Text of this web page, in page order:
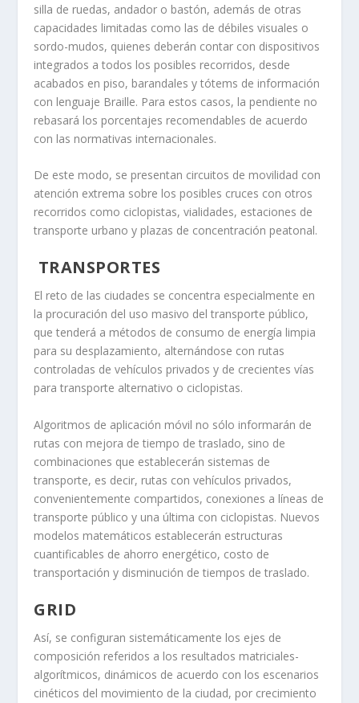
silla de ruedas, andador o bastón, además de otras
capacidades limitadas como las de débiles visuales o
sordo-mudos, quienes deberán contar con dispositivos
integrados a todos los posibles recorridos, desde
acabados en piso, barandales y tótems de información
con lenguaje Braille. Para estos casos, la pendiente no
rebasará los porcentajes recomendables de acuerdo
con las normativas internacionales.
De este modo, se presentan circuitos de movilidad con
atención extrema sobre los posibles cruces con otros
recorridos como ciclopistas, vialidades, estaciones de
transporte urbano y plazas de concentración peatonal.
TRANSPORTES
El reto de las ciudades se concentra especialmente en
la procuración del uso masivo del transporte público,
que tenderá a métodos de consumo de energía limpia
para su desplazamiento, alternándose con rutas
controladas de vehículos privados y de crecientes vías
para transporte alternativo o ciclopistas.
Algoritmos de aplicación móvil no sólo informarán de
rutas con mejora de tiempo de traslado, sino de
combinaciones que establecerán sistemas de
transporte, es decir, rutas con vehículos privados,
convenientemente compartidos, conexiones a líneas de
transporte público y una última con ciclopistas. Nuevos
modelos matemáticos establecerán estructuras
cuantificables de ahorro energético, costo de
transportación y disminución de tiempos de traslado.
GRID
Así, se configuran sistemáticamente los ejes de
composición referidos a los resultados matriciales-
algorítmicos, dinámicos de acuerdo con los escenarios
cinéticos del movimiento de la ciudad, por crecimiento